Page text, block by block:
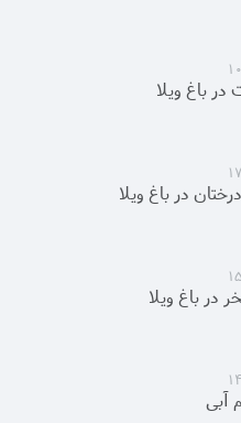
باغ ویلا
در باغ ویلا
در باغ ویلا
آبی